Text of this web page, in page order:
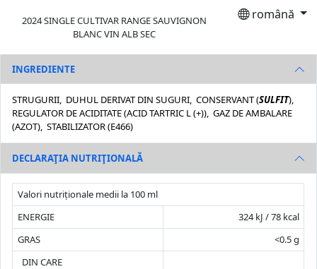
română
2024 SINGLE CULTIVAR RANGE SAUVIGNON
BLANC VIN ALB SEC
INGREDIENTE
STRUGURII, DUHUL DERIVAT DIN SUGURI, CONSERVANT (SULFIT),
REGULATOR DE ACIDITATE (ACID TARTRIC L (+)), GAZ DE AMBALARE
(AZOT), STABILIZATOR (E466)
DECLARAŢIA NUTRIŢIONALĂ
Valori nutriționale medii la 100 ml
ENERGIE
324 kJ / 78 kcal
GRAS
<0.5 g
DIN CARE